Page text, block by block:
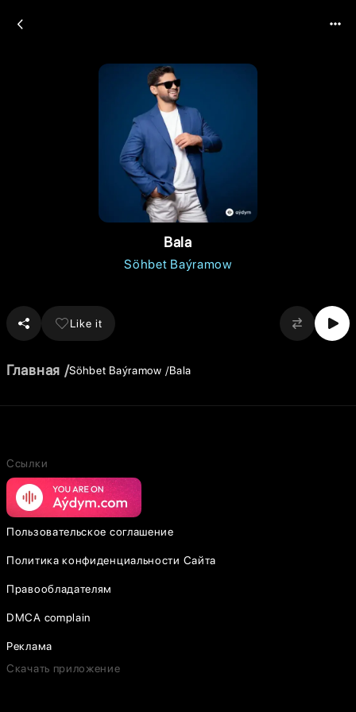
Bala
Söhbet Baýramow
Like it
Главная Söhbet Baýramow Bala
Ссылки
Пользовательское соглашение
Политика конфиденциальности Сайта
Правообладателям
DMCA complain
Реклама
Скачать приложение